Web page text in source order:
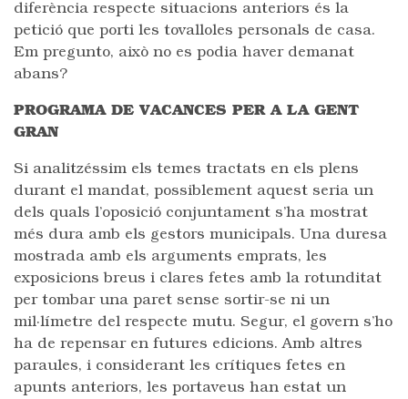
diferència respecte situacions anteriors és la
petició que porti les tovalloles personals de casa.
Em pregunto, això no es podia haver demanat
abans?
PROGRAMA DE VACANCES PER A LA GENT
GRAN
Si analitzéssim els temes tractats en els plens
durant el mandat, possiblement aquest seria un
dels quals l’oposició conjuntament s’ha mostrat
més dura amb els gestors municipals. Una duresa
mostrada amb els arguments emprats, les
exposicions breus i clares fetes amb la rotunditat
per tombar una paret sense sortir-se ni un
mil·límetre del respecte mutu. Segur, el govern s’ho
ha de repensar en futures edicions. Amb altres
paraules, i considerant les crítiques fetes en
apunts anteriors, les portaveus han estat un